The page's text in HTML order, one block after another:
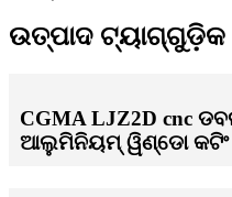
ଉତ୍ପାଦ ଟ୍ୟାଗ୍‌ଗୁଡ଼ିକ
CGMA LJZ2D cnc
ଆଲୁମିନିୟମ୍ ୱିଣ୍ଡୋ କଟିଂ